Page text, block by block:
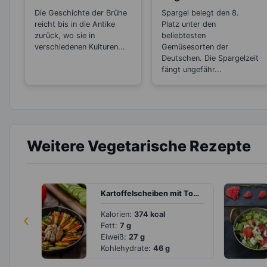
zwischen Brühe,
Fond und Bouillon?
Die Geschichte der Brühe
reicht bis in die Antike
zurück, wo sie in
verschiedenen Kulturen...
Abnehmen und
Detoxen
Spargel belegt den 8.
Platz unter den
beliebtesten
Gemüsesorten der
Deutschen. Die Spargelzeit
fängt ungefähr...
Weitere Vegetarische Rezepte
‹
Kartoffelscheiben mit Tomaten, Zucchini und Dip
Kalorien: 374 kcal
Fett: 7 g
Eiweiß: 27 g
Kohlehydrate: 46 g